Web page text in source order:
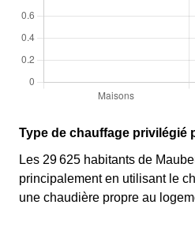
Type de chauffage privilégié
Les 29 625 habitants de
principalement en utilisant le
une chaudière propre au